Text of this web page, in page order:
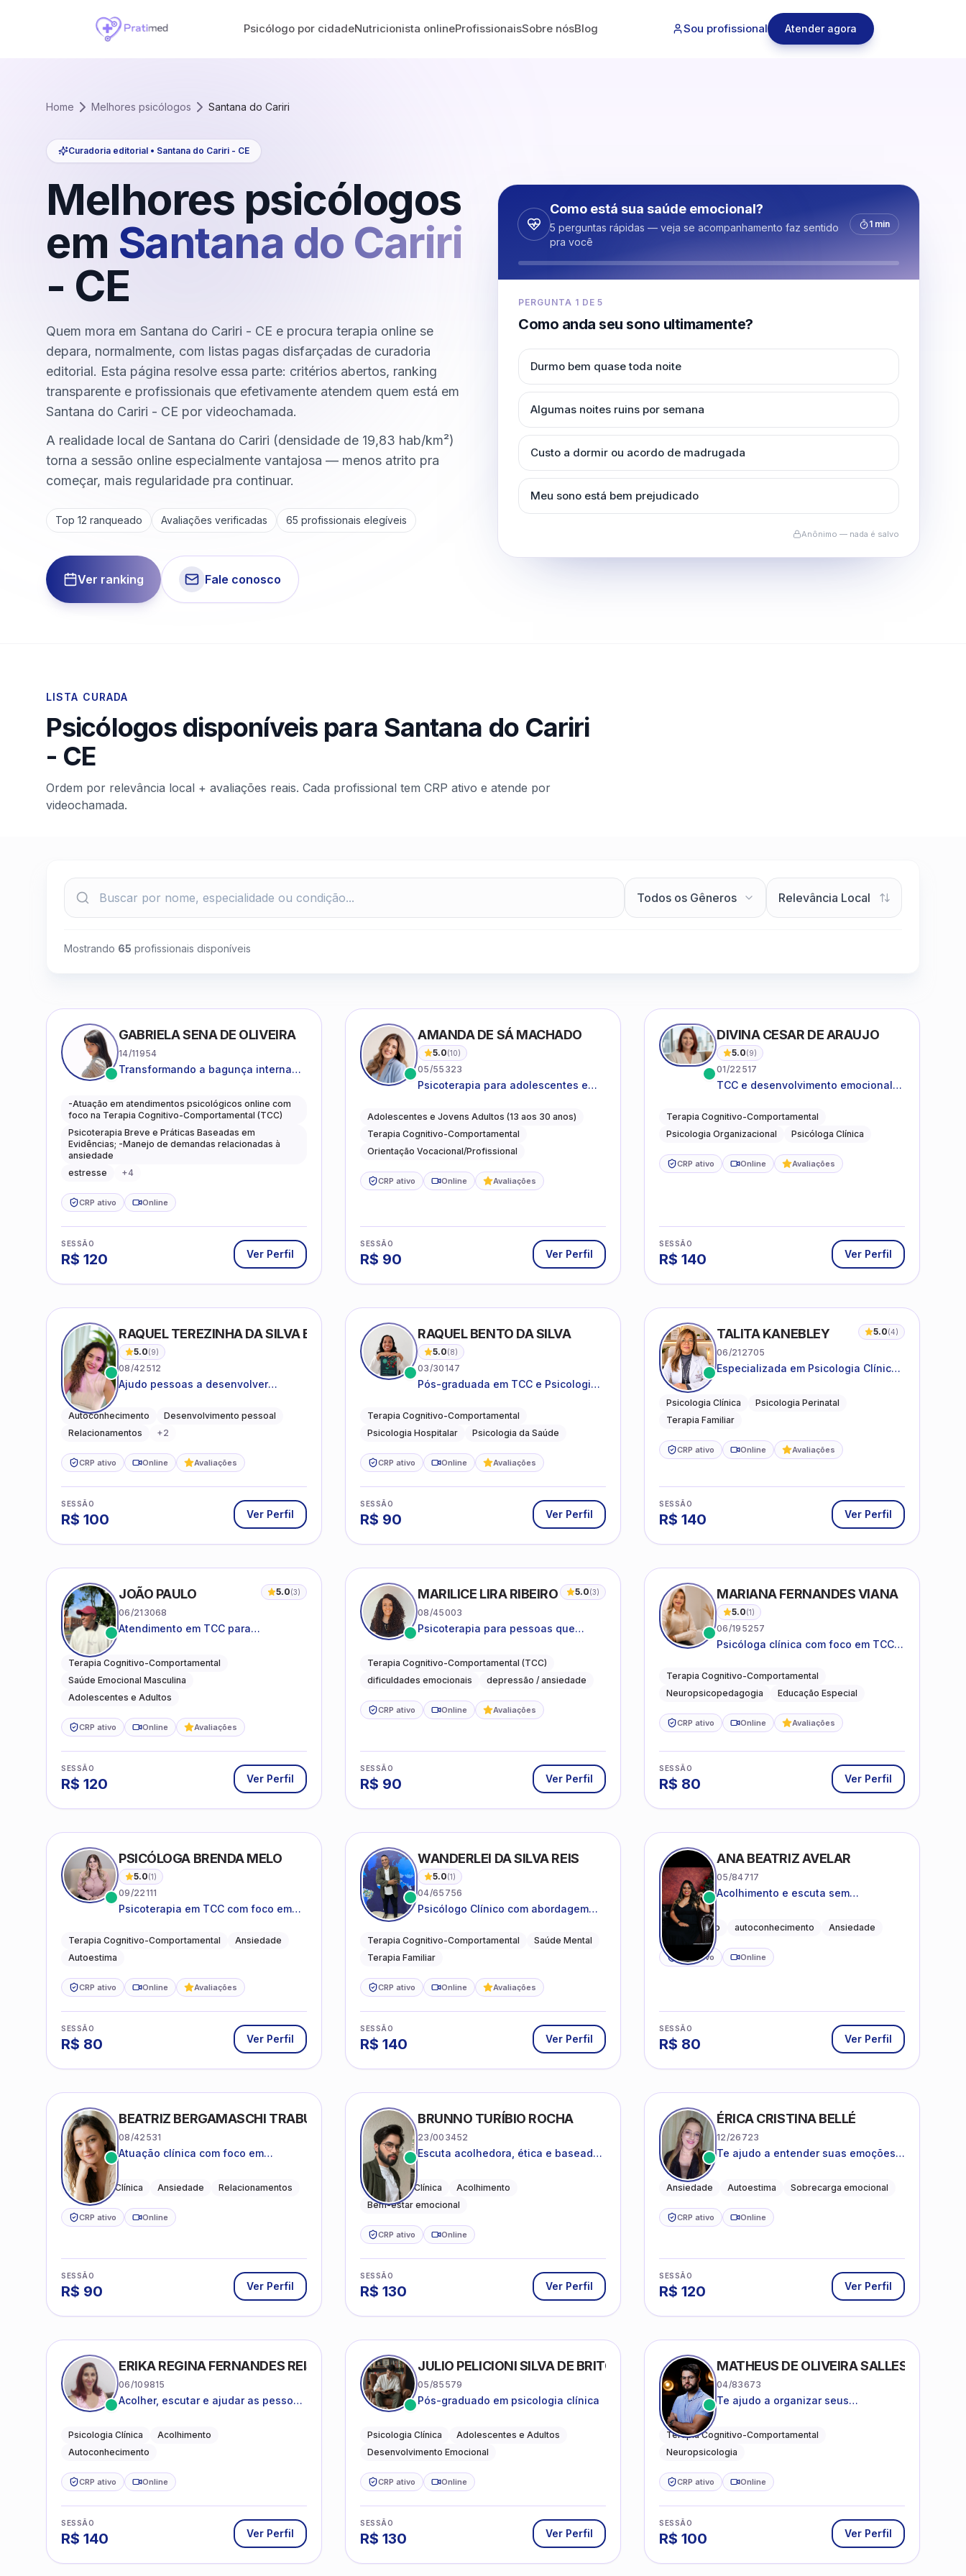
Psicólogo por cidadeNutricionista onlineProfissionaisSobre nósBlog Sou profissional Atender agora
Home Melhores psicólogos Santana do Cariri
Curadoria editorial • Santana do Cariri - CE
Melhores psicólogos
em Santana do Cariri
- CE
Quem mora em Santana do Cariri - CE e procura terapia online se
depara, normalmente, com listas pagas disfarçadas de curadoria
editorial. Esta página resolve essa parte: critérios abertos, ranking
transparente e profissionais que efetivamente atendem quem está em
Santana do Cariri - CE por videochamada.
A realidade local de Santana do Cariri (densidade de 19,83 hab/km²)
torna a sessão online especialmente vantajosa — menos atrito pra
começar, mais regularidade pra continuar.
Top 12 ranqueado Avaliações verificadas 65 profissionais elegíveis
Ver ranking Fale conosco
Como está sua saúde emocional?
5 perguntas rápidas — veja se acompanhamento faz sentido
pra você
1 min
PERGUNTA 1 DE5
Como anda seu sono ultimamente?
Durmo bem quase toda noite
Algumas noites ruins por semana
Custo a dormir ou acordo de madrugada
Meu sono está bem prejudicado
Anônimo — nada é salvo
LISTA CURADA
Psicólogos disponíveis para Santana do Cariri
- CE
Ordem por relevância local + avaliações reais. Cada profissional tem CRP ativo e atende por
videochamada.
Mostrando 65 profissionais disponíveis
GABRIELA SENA DE OLIVEIRA
14/11954
Transformando a bagunça interna
leveza e caminhos mais gentis para
se viver.
-Atuação em atendimentos psicológicos online com
foco na Terapia Cognitivo-Comportamental (TCC)
Psicoterapia Breve e Práticas Baseadas em
Evidências; -Manejo de demandas relacionadas à
ansiedade
estresse
+4
CRP ativo Online
SESSÃO
R$ 120 Ver Perfil
AMANDA DE SÁ MACHADO
5.0(10)
05/55323
Psicoterapia para adolescentes e
ansiedade, autoestima, relações e
orientação profissional
Adolescentes e Jovens Adultos (13 aos 30 anos)
Terapia Cognitivo-Comportamental
Orientação Vocacional/Profissional
CRP ativo Online Avaliações
SESSÃO
R$ 90 Ver Perfil
DIVINA CESAR DE ARAUJO
5.0(9)
01/22517
TCC e desenvolvimento emocional
Terapia Cognitivo-Comportamental
Psicologia Organizacional
Psicóloga Clínica
CRP ativo Online Avaliações
SESSÃO
R$ 140 Ver Perfil
RAQUEL TEREZINHA DA SILVA BIONDI
5.0(9)
08/42512
Ajudo pessoas a desenvolver
saudáveis
Autoconhecimento
Desenvolvimento pessoal
Relacionamentos
+2
CRP ativo Online Avaliações
SESSÃO
R$ 100 Ver Perfil
RAQUEL BENTO DA SILVA
5.0(8)
03/30147
Pós-graduada em TCC e Psicologia
Terapia Cognitivo-Comportamental
Psicologia Hospitalar
Psicologia da Saúde
CRP ativo Online Avaliações
SESSÃO
R$ 90 Ver Perfil
TALITA KANEBLEY 5.0(4)
06/212705
Especializada em Psicologia Clínica
adultos e famílias
Psicologia Clínica
Psicologia Perinatal
Terapia Familiar
CRP ativo Online Avaliações
SESSÃO
R$ 140 Ver Perfil
JOÃO PAULO 5.0(3)
06/213068
Atendimento em TCC para
desenvolvimento de autonomia
emocional
Terapia Cognitivo-Comportamental
Saúde Emocional Masculina
Adolescentes e Adultos
CRP ativo Online Avaliações
SESSÃO
R$ 120 Ver Perfil
MARILICE LIRA RIBEIRO 5.0(3)
08/45003
Psicoterapia para pessoas que
lidar com as dificuldades do dia a
dia
Terapia Cognitivo-Comportamental (TCC)
dificuldades emocionais
depressão / ansiedade
CRP ativo Online Avaliações
SESSÃO
R$ 90 Ver Perfil
MARIANA FERNANDES VIANA
5.0(1)
06/195257
Psicóloga clínica com foco em TCC,
acompanhamento do
neurodesenvolvimento.
Terapia Cognitivo-Comportamental
Neuropsicopedagogia
Educação Especial
CRP ativo Online Avaliações
SESSÃO
R$ 80 Ver Perfil
PSICÓLOGA BRENDA MELO
5.0(1)
09/22111
Psicoterapia em TCC com foco em
práticas para o cotidiano
Terapia Cognitivo-Comportamental
Ansiedade
Autoestima
CRP ativo Online Avaliações
SESSÃO
R$ 80 Ver Perfil
WANDERLEI DA SILVA REIS
5.0(1)
04/65756
Psicólogo Clínico com abordagem
e terapia sistêmica
Terapia Cognitivo-Comportamental
Saúde Mental
Terapia Familiar
CRP ativo Online Avaliações
SESSÃO
R$ 140 Ver Perfil
ANA BEATRIZ AVELAR
05/84717
Acolhimento e escuta sem
Acolhimento autoconhecimento Ansiedade
CRP ativo Online
SESSÃO
R$ 80 Ver Perfil
BEATRIZ BERGAMASCHI TRABUCO
08/42531
Atuação clínica com foco em
e transições de vida
Psicologia Clínica Ansiedade Relacionamentos
CRP ativo Online
SESSÃO
R$ 90 Ver Perfil
BRUNNO TURÍBIO ROCHA
23/003452
Escuta acolhedora, ética e baseada
Psicologia Clínica
Acolhimento
Bem-estar emocional
CRP ativo Online
SESSÃO
R$ 130 Ver Perfil
ÉRICA CRISTINA BELLÉ
12/26723
Te ajudo a entender suas emoções e
lidar com o que você está vivendo
Ansiedade Autoestima Sobrecarga emocional
CRP ativo Online
SESSÃO
R$ 120 Ver Perfil
ERIKA REGINA FERNANDES REIS FRIAS
06/109815
Acolher, escutar e ajudar as pessoas
Psicologia Clínica
Acolhimento
Autoconhecimento
CRP ativo Online
SESSÃO
R$ 140 Ver Perfil
JULIO PELICIONI SILVA DE BRITO
05/85579
Pós-graduado em psicologia clínica
Psicologia Clínica
Adolescentes e Adultos
Desenvolvimento Emocional
CRP ativo Online
SESSÃO
R$ 130 Ver Perfil
MATHEUS DE OLIVEIRA SALLES
04/83673
Te ajudo a organizar seus
e viver com mais clareza e sentido,
com uma terapia estruturada e
baseada em ciência.
Terapia Cognitivo-Comportamental
Neuropsicologia
CRP ativo Online
SESSÃO
R$ 100 Ver Perfil